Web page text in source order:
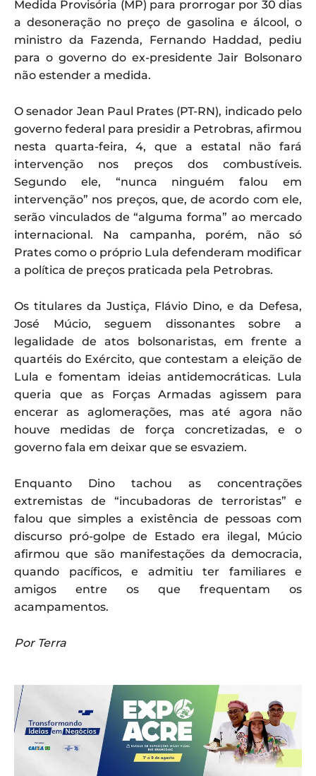
Medida Provisória (MP) para prorrogar por 30 dias
a desoneração no preço de gasolina e álcool, o
ministro da Fazenda, Fernando Haddad, pediu
para o governo do ex-presidente Jair Bolsonaro
não estender a medida.
O senador Jean Paul Prates (PT-RN), indicado pelo
governo federal para presidir a Petrobras, afirmou
nesta quarta-feira, 4, que a estatal não fará
intervenção nos preços dos combustíveis.
Segundo ele, “nunca ninguém falou em
intervenção” nos preços, que, de acordo com ele,
serão vinculados de “alguma forma” ao mercado
internacional. Na campanha, porém, não só
Prates como o próprio Lula defenderam modificar
a política de preços praticada pela Petrobras.
Os titulares da Justiça, Flávio Dino, e da Defesa,
José Múcio, seguem dissonantes sobre a
legalidade de atos bolsonaristas, em frente a
quartéis do Exército, que contestam a eleição de
Lula e fomentam ideias antidemocráticas. Lula
queria que as Forças Armadas agissem para
encerar as aglomerações, mas até agora não
houve medidas de força concretizadas, e o
governo fala em deixar que se esvaziem.
Enquanto Dino tachou as concentrações
extremistas de “incubadoras de terroristas” e
falou que simples a existência de pessoas com
discurso pró-golpe de Estado era ilegal, Múcio
afirmou que são manifestações da democracia,
quando pacíficos, e admitiu ter familiares e
amigos entre os que frequentam os
acampamentos.
Por Terra